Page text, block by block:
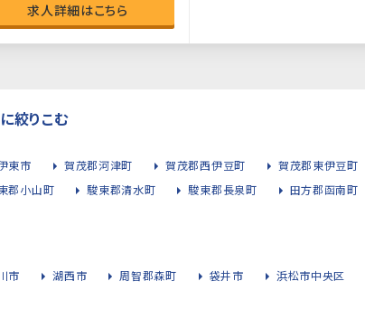
求人詳細はこちら
絞りこむ
東市 賀茂郡河津町 賀茂郡西伊豆町 賀茂郡東伊豆町
郡小山町 駿東郡清水町 駿東郡長泉町 田方郡函南町
市 湖西市 周智郡森町 袋井市 浜松市中央区